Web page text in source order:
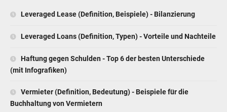
Leveraged Lease (Definition, Beispiele) - Bilanzierung
Leveraged Loans (Definition, Typen) - Vorteile und Nachteile
Haftung gegen Schulden - Top 6 der besten Unterschiede
(mit Infografiken)
Vermieter (Definition, Bedeutung) - Beispiele für die
Buchhaltung von Vermietern